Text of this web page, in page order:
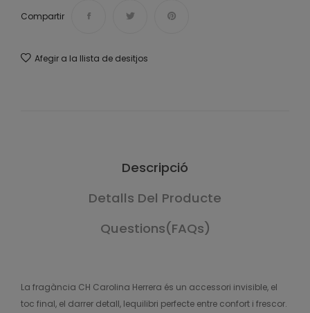
Compartir
Afegir a la llista de desitjos
Descripció
Detalls Del Producte
Questions(FAQs)
La fragància CH Carolina Herrera és un accessori invisible, el
toc final, el darrer detall, lequilibri perfecte entre confort i frescor.